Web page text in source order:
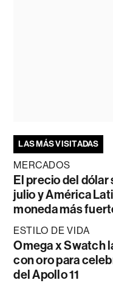
LAS MÁS VISITADAS
MERCADOS
El precio del dólar
julio y América
moneda más
ESTILO DE VIDA
Omega x Swatch
con oro para
del Apollo 11